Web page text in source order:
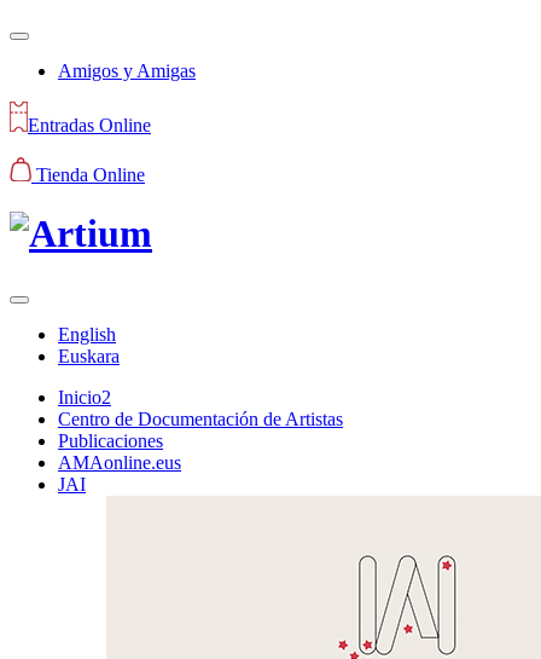
Amigos y Amigas
Entradas Online
Tienda Online
English
Euskara
Inicio2
Centro de Documentación de Artistas
Publicaciones
AMAonline.eus
JAI